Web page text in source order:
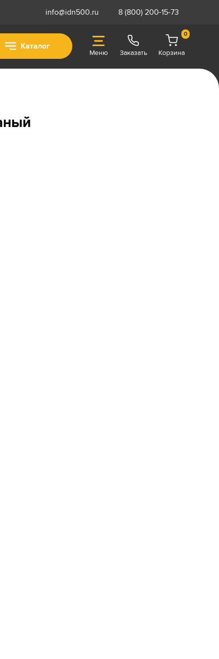
info@idn500.ru 8 (800) 200-15-73
Каталог
Меню Заказать
0
Корзина